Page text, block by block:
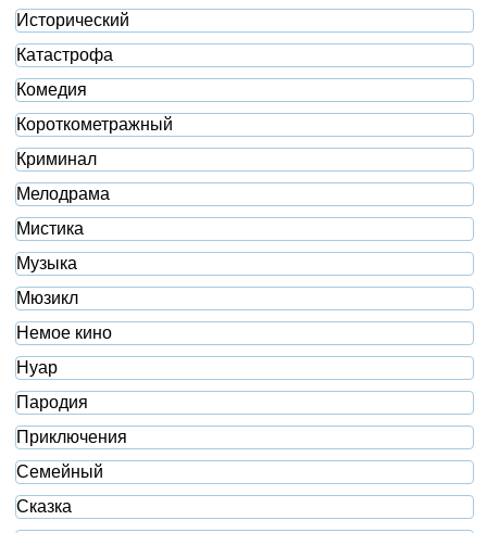
Исторический
Катастрофа
Комедия
Короткометражный
Криминал
Мелодрама
Мистика
Музыка
Мюзикл
Немое кино
Нуар
Пародия
Приключения
Семейный
Сказка